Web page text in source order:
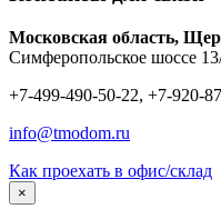
Московская область,
Симферопольское шоссе
+7-499-490-50-22, +7-920-
info@tmodom.ru
Как проехать в офис/склад
×